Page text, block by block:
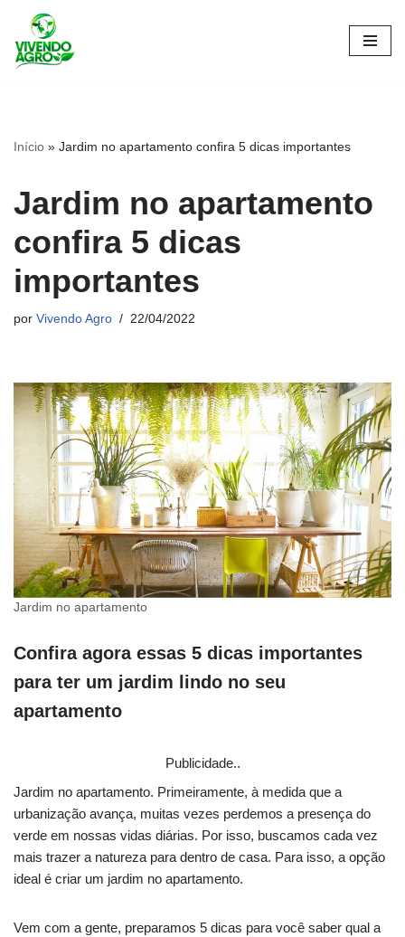
Pular
para
Início » Jardim no apartamento confira 5 dicas importantes
Jardim no apartamento
confira 5 dicas
importantes
por Vivendo Agro 22/04/2022
Jardim no apartamento
Confira agora essas 5 dicas importantes
para ter um jardim lindo no seu
apartamento
Publicidade..
Jardim no apartamento. Primeiramente, à medida que a
urbanização avança, muitas vezes perdemos a presença do
verde em nossas vidas diárias. Por isso, buscamos cada vez
mais trazer a natureza para dentro de casa. Para isso, a opção
ideal é criar um jardim no apartamento.
Vem com a gente, preparamos 5 dicas para você saber qual a